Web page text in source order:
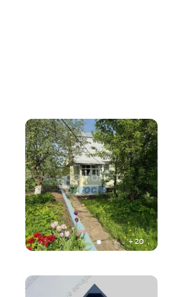
+20